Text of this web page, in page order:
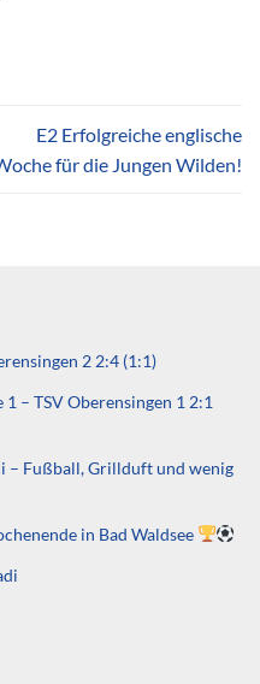
E2 Erfolgreiche englische
für die Jungen Wilden!
2 2:4 (1:1)
– TSV Oberensingen 1 2:1
– Fußball, Grillduft und wenig
in Bad Waldsee